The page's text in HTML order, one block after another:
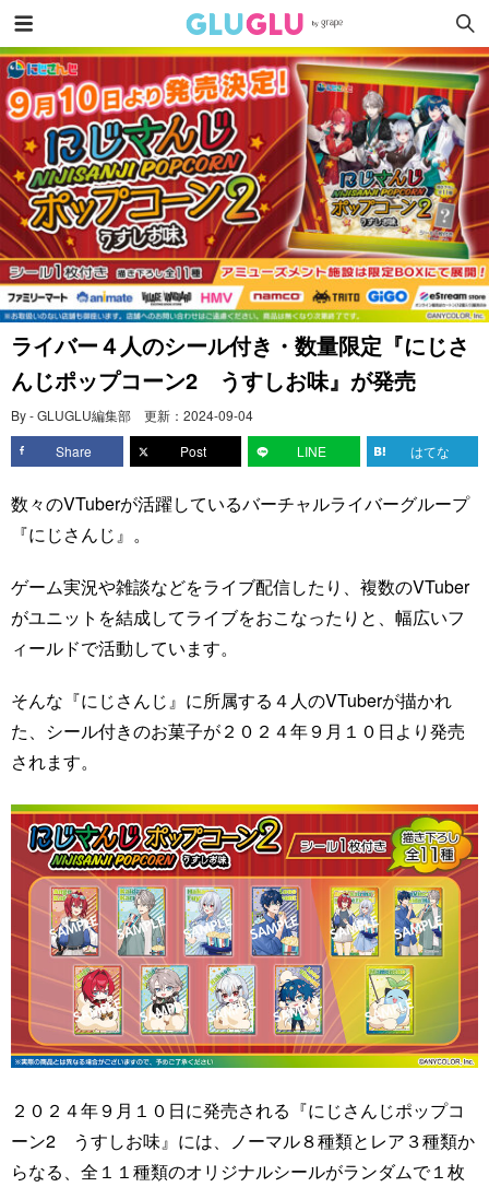
ライバー４人のシール付き・数量限定『にじさ
んじポップコーン2 うすしお味』が発売
By - GLUGLU編集部 更新： 2024-09-04
Share
Post LINE はてな
数々のVTuberが活躍しているバーチャルライバーグループ
『にじさんじ』。
ゲーム実況や雑談などをライブ配信したり、複数のVTuber
がユニットを結成してライブをおこなったりと、幅広いフ
ィールドで活動しています。
そんな『にじさんじ』に所属する４人のVTuberが描かれ
た、シール付きのお菓子が２０２４年９月１０日より発売
されます。
２０２４年９月１０日に発売される『にじさんじポップコ
ーン2 うすしお味』には、ノーマル８種類とレア３種類か
らなる、全１１種類のオリジナルシールがランダムで１枚